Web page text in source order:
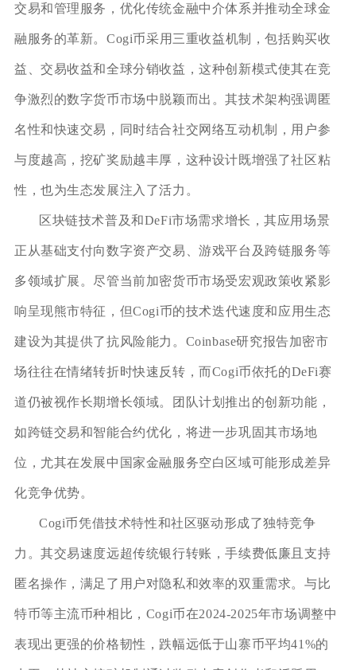
交易和管理服务，优化传统金融中介体系并推动全球金
融服务的革新。Cogi币采用三重收益机制，包括购买收
益、交易收益和全球分销收益，这种创新模式使其在竞
争激烈的数字货币市场中脱颖而出。其技术架构强调匿
名性和快速交易，同时结合社交网络互动机制，用户参
与度越高，挖矿奖励越丰厚，这种设计既增强了社区粘
性，也为生态发展注入了活力。
区块链技术普及和DeFi市场需求增长，其应用场景
正从基础支付向数字资产交易、游戏平台及跨链服务等
多领域扩展。尽管当前加密货币市场受宏观政策收紧影
响呈现熊市特征，但Cogi币的技术迭代速度和应用生态
建设为其提供了抗风险能力。Coinbase研究报告加密市
场往往在情绪转折时快速反转，而Cogi币依托的DeFi赛
道仍被视作长期增长领域。团队计划推出的创新功能，
如跨链交易和智能合约优化，将进一步巩固其市场地
位，尤其在发展中国家金融服务空白区域可能形成差异
化竞争优势。
Cogi币凭借技术特性和社区驱动形成了独特竞争
力。其交易速度远超传统银行转账，手续费低廉且支持
匿名操作，满足了用户对隐私和效率的双重需求。与比
特币等主流币种相比，Cogi币在2024-2025年市场调整中
表现出更强的价格韧性，跌幅远低于山寨币平均41%的